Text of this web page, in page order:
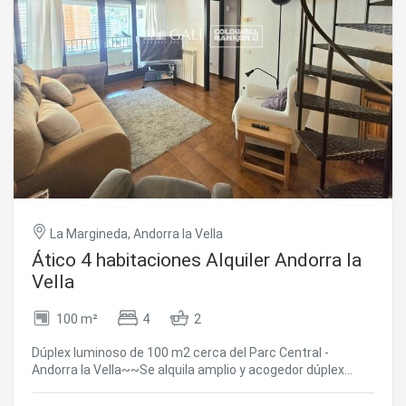
dobles.~- Un dormitorio individual.~- Baño completo con
bañera.~~Todos los dormitorios disponen de armarios
empotrados, ofreciendo una excelente capacidad de
almacenamiento.~Todas las estancias son o dan
íntegramente al exterior.~~La propiedad incluye además
una plaza de aparcamiento y un trastero, aportando
comodidad y funcionalidad al conjunto.~La calefacción y el
agua caliente funcionan mediante sistema individual
centralizado de gasoil. Se solicitará una provisión mensual
de 100 € en concepto de agua y calefacción.~No se
aceptan mascotas de ningún tipo.~Disponible de forma
inmediata.~~Para más información o concertar una visita,
encantados de atenderle.~ #ref:05167/5210
La Margineda, Andorra la Vella
Ático 4 habitaciones Alquiler Andorra la
Vella
100 m² 4 2
Dúplex luminoso de 100 m2 cerca del Parc Central -
Andorra la Vella~~Se alquila amplio y acogedor dúplex